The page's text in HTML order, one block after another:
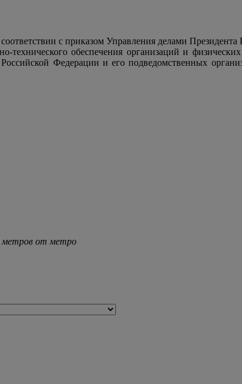
с приказом Управления делами Президента
технического обеспечения организаций и
Федерации и его подведомственных
метров от метро